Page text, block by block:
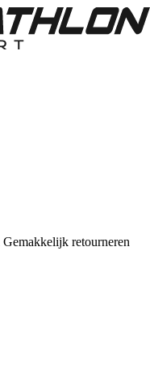
Gemakkelijk retourneren